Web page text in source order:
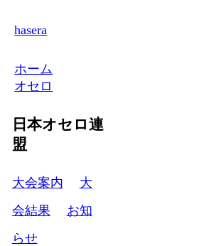
hasera
ホーム
オセロ
日本オセロ連
盟
大会案内
大
会結果
お知
らせ